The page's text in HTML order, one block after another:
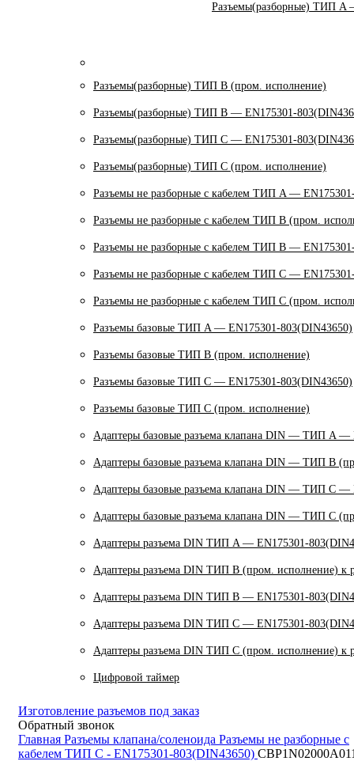
Разъемы(разборные) ТИП A
Разъемы(разборные) ТИП В (пром. исполнение)
Разъемы(разборные) ТИП B — EN175301-
Разъемы(разборные) ТИП C — EN175301-
Разъемы(разборные) ТИП С (пром. исполнение)
Разъемы не разборные с кабелем ТИП A —
Разъемы не разборные с кабелем ТИП B (пром.
Разъемы не разборные с кабелем ТИП B —
Разъемы не разборные с кабелем ТИП C —
Разъемы не разборные с кабелем ТИП C (пром.
Разъемы базовые ТИП A — EN175301-803(DIN43650)
Разъемы базовые ТИП В (пром. исполнение)
Разъемы базовые ТИП C — EN175301-803(DIN43650)
Разъемы базовые ТИП C (пром. исполнение)
Адаптеры базовые разъема клапана DIN — ТИП A —
Адаптеры базовые разъема клапана DIN — ТИП B
Адаптеры базовые разъема клапана DIN — ТИП C —
Адаптеры базовые разъема клапана DIN — ТИП C
Адаптеры разъема DIN ТИП A — EN175301-
Адаптеры разъема DIN ТИП B (пром. исполнение) к
Адаптеры разъема DIN ТИП B — EN175301-
Адаптеры разъема DIN ТИП C — EN175301-
Адаптеры разъема DIN ТИП C (пром. исполнение) к
Цифровой таймер
Изготовление разъемов под заказ
Обратный звонок
Главная Разъемы клапана/соленоида Разъемы не разборные с
кабелем ТИП C - EN175301-803(DIN43650)